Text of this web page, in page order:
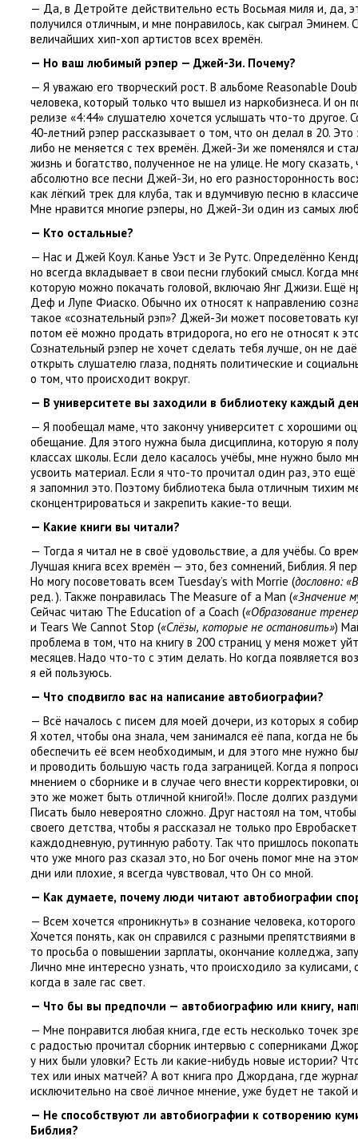
— Да, в Детройте действительно есть Восьмая миля и, да,
получился отличным, и мне понравилось, как сыграл Эминем.
величайших хип-хоп артистов всех времён.
— Но ваш любимый рэпер — Джей-Зи. Почему?
— Я уважаю его творческий рост. В альбоме Reasonable
человека, который только что вышел из наркобизнеса. И он
релизе «4:44» слушателю хочется услышать что-то другое.
40-летний рэпер рассказывает о том, что он делал в 20. Это
либо не меняется с тех времён. Джей-Зи же поменялся и
жизнь и богатство, полученное не на улице. Не могу сказать,
абсолютно все песни Джей-Зи, но его разносторонность
как лёгкий трек для клуба, так и вдумчивую песню в
Мне нравится многие рэперы, но Джей-Зи один из самых
— Кто остальные?
— Нас и Джей Коул. Канье Уэст и Зе Рутс. Определённо
но всегда вкладывает в свои песни глубокий смысл. Когда
которую можно покачать головой, включаю Янг Джизи. Ещё
Деф и Лупе Фиаско. Обычно их относят к направлению
такое «сознательный рэп»? Джей-Зи может посоветовать
потом её можно продать втридорога, но его не относят к
Сознательный рэпер не хочет сделать тебя лучше, он не
открыть слушателю глаза, поднять политические и
о том, что происходит вокруг.
— В университете вы заходили в библиотеку каждый
— Я пообещал маме, что закончу университет с хорошими
обещание. Для этого нужна была дисциплина, которую я
классах школы. Если дело касалось учёбы, мне нужно было
усвоить материал. Если я что-то прочитал один раз, это ещё
я запомнил это. Поэтому библиотека была отличным тихим
сконцентрироваться и закрепить какие-то вещи.
— Какие книги вы читали?
— Тогда я читал не в своё удовольствие, а для учёбы. Со
Лучшая книга всех времён — это, без сомнений, Библия. Я
Но могу посоветовать всем Tuesday’s with Morrie (дословно:
ред. ). Также понравилась The Measure of a Man («Значение
Сейчас читаю The Education of a Coach («Образование
и Tears We Cannot Stop («Слёзы, которые не остановить»)
проблема в том, что на книгу в 200 страниц у меня может
месяцев. Надо что-то с этим делать. Но когда появляется
я ей пользуюсь.
— Что сподвигло вас на написание автобиографии?
— Всё началось с писем для моей дочери, из которых я
Я хотел, чтобы она знала, чем занимался её папа, когда не
обеспечить её всем необходимым, и для этого мне нужно
и проводить большую часть года заграницей. Когда я
мнением о сборнике и в случае чего внести корректировки,
это же может быть отличной книгой!». После долгих
Писать было невероятно сложно. Друг настоял на том, чтобы
своего детства, чтобы я рассказал не только про
каждодневную, рутинную работу. Так что пришлось
что уже много раз сказал это, но Бог очень помог мне на
дни или плохие, я всегда чувствовал, что Он со мной.
— Как думаете, почему люди читают автобиографии
— Всем хочется «проникнуть» в сознание человека,
Хочется понять, как он справился с разными препятствиями
то просьба о повышении зарплаты, окончание колледжа,
Лично мне интересно узнать, что происходило за кулисами,
когда в зале гас свет.
— Что бы вы предпочли — автобиографию или книгу,
— Мне понравится любая книга, где есть несколько точек
с радостью прочитал сборник интервью с соперниками
у них были уловки? Есть ли какие-нибудь новые истории?
тех или иных матчей? А вот книга про Джордана, где
исключительно на своё личное мнение, уже будет не такой
— Не способствуют ли автобиографии к сотворению
Библия?